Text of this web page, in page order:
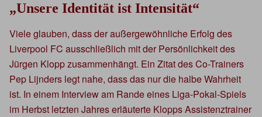
„Unsere Identität ist Intensität“
Viele glauben, dass der außergewöhnliche Erfolg des
Liverpool FC ausschließlich mit der Persönlichkeit des
Jürgen Klopp zusammenhängt. Ein Zitat des Co-Trainers
Pep Lijnders legt nahe, dass das nur die halbe Wahrheit
ist. In einem Interview am Rande eines Liga-Pokal-Spiels
im Herbst letzten Jahres erläuterte Klopps Assistenztrainer